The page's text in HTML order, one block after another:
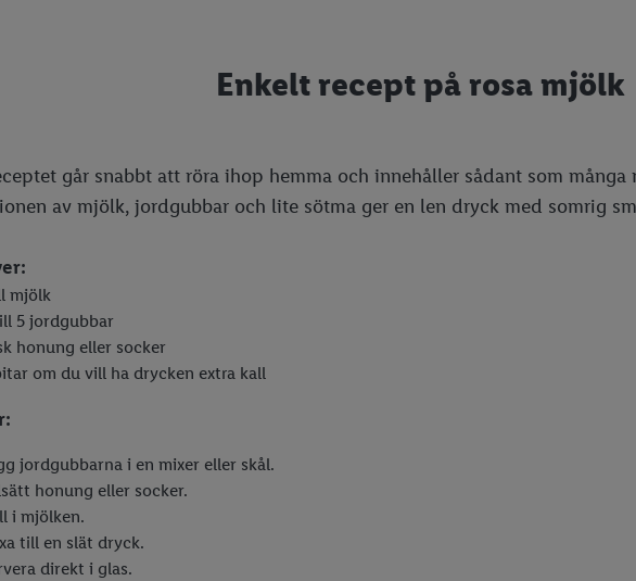
Enkelt recept på rosa mjölk
går snabbt att röra ihop hemma och innehåller sådant som många
av mjölk, jordgubbar och lite sötma ger en len dryck med somrig
mjölk
5 jordgubbar
honung eller socker
om du vill ha drycken extra kall
jordgubbarna i en mixer eller skål.
honung eller socker.
i mjölken.
till en slät dryck.
direkt i glas.